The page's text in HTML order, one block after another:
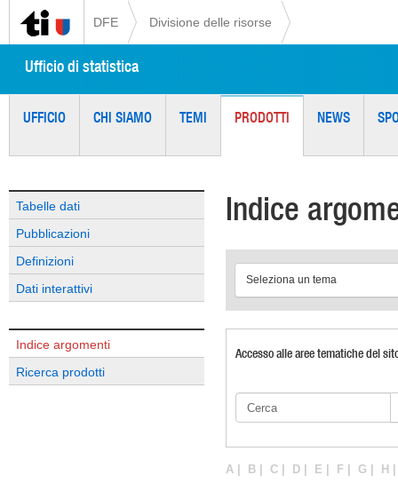
DFE Divisione delle risorse
Ufficio di statistica
UFFICIO CHI SIAMO TEMI PRODOTTI NEWS
Tabelle dati
Pubblicazioni
Definizioni
Dati interattivi
Indice argomenti
Ricerca prodotti
Indice
Seleziona un tema
Accesso alle aree tematiche del
A B C D E F G H